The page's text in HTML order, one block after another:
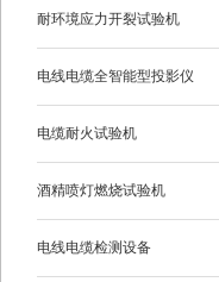
耐环境应力开裂试验机
电线电缆全智能型投影仪
电缆耐火试验机
酒精喷灯燃烧试验机
电线电缆检测设备